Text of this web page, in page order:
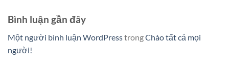
Bình luận gần đây
Một người bình luận WordPresstrongChào tất cả mọi
người!